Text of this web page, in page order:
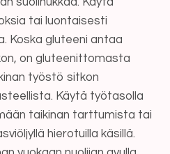
tai luontaisesti
Koska gluteeni antaa
on gluteenittomasta
työstö sitkon
Käytä työtasolla
taikinan tarttumista tai
hierotuilla käsillä.